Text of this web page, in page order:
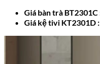
Giá bàn trà
Giá kệ tivi KT2301D